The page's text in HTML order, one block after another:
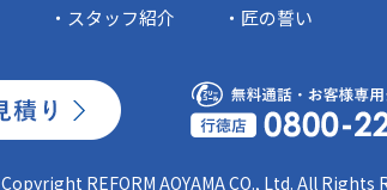
スタッフ紹介
匠の誓い
Copyright REFORM AOYAMA CO., Ltd. All Rights